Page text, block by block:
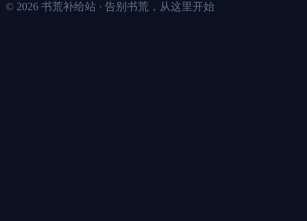
© 2026 书荒补给站 · 告别书荒，从这里开始